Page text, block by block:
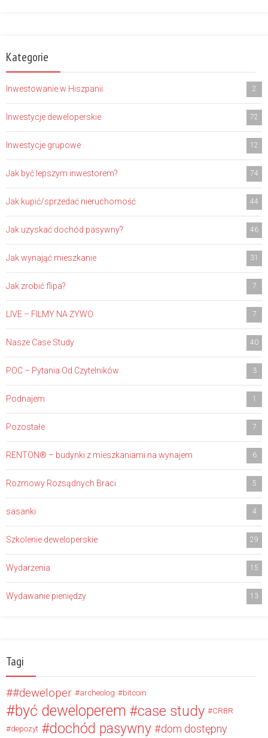
Kategorie
Inwestowanie w Hiszpanii 2
Inwestycje deweloperskie 72
Inwestycje grupowe 12
Jak być lepszym inwestorem? 74
Jak kupić/sprzedać nieruchomość 44
Jak uzyskać dochód pasywny? 46
Jak wynająć mieszkanie 31
Jak zrobić flipa? 7
LIVE – FILMY NA ŻYWO 7
Nasze Case Study 40
POC – Pytania Od Czytelników 3
Podnajem 1
Pozostałe 7
RENTON® – budynki z mieszkaniami na wynajem 6
Rozmowy Rozsądnych Braci 5
sasanki 4
Szkolenie deweloperskie 29
Wydarzenia 15
Wydawanie pieniędzy 13
Tagi
#deweloper archeolog bitcoin
być deweloperem case study
CRBR
depozyt
dochód pasywny dom dostępny